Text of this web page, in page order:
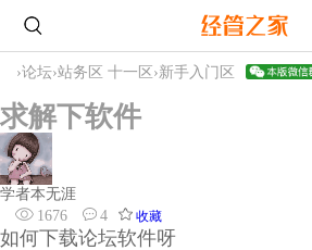
›论坛›站务区 十一区 ›新手入门区
求解下软件
学者本无涯
1676
4 收藏
如何下载论坛软件呀